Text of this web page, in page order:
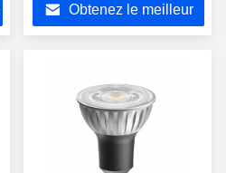
projecteurs Gu10
Obtenez le meilleur